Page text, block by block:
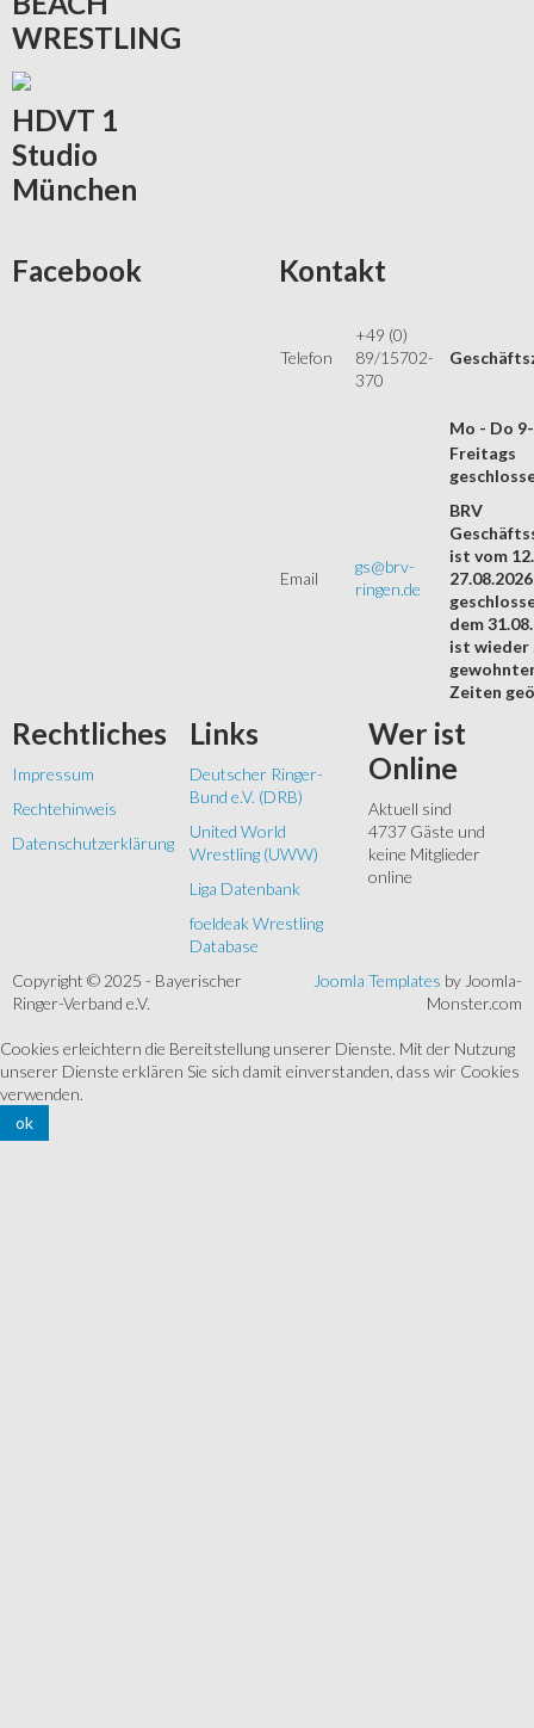
WRESTLING
HDVT 1
Studio
München
Facebook Kontakt
Telefon
+49 (0)
89/15702-
370
Mo - Do
Email
gs@brv-
ringen.de
Freitags
BRV
ist vom
27.08.2026
dem
ist wieder
Zeiten
Rechtliches
Impressum
Rechtehinweis
Datenschutzerklärung
Links
Deutscher Ringer-
Bund e.V. (DRB)
United World
Wrestling (UWW)
Liga Datenbank
foeldeak Wrestling
Database
Wer ist
Online
Aktuell sind
4737 Gäste und
keine Mitglieder
online
Copyright © 2025 - Bayerischer
Ringer-Verband e.V.
Joomla Templates by Joomla-
Monster.com
Cookies erleichtern die Bereitstellung unserer Dienste. Mit der Nutzung
unserer Dienste erklären Sie sich damit einverstanden, dass wir Cookies
verwenden.
ok